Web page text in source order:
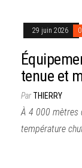
29 juin 2026 0
tenue et
ParTHIERRY
À 4 000 mètres
température